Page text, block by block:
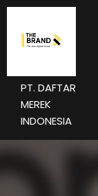
PT. DAFTAR
MEREK
INDONESIA